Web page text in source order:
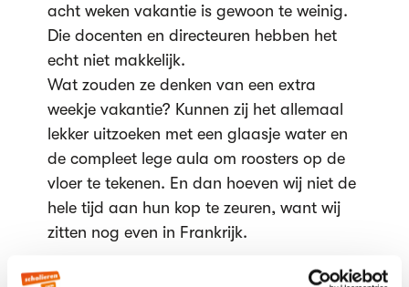
acht weken vakantie is gewoon te weinig.
Die docenten en directeuren hebben het
echt niet makkelijk.
Wat zouden ze denken van een extra
weekje vakantie? Kunnen zij het allemaal
lekker uitzoeken met een glaasje water en
de compleet lege aula om roosters op de
vloer te tekenen. En dan hoeven wij niet de
hele tijd aan hun kop te zeuren, want wij
zitten nog even in Frankrijk.
Gepubliceerd op 19 september 2011